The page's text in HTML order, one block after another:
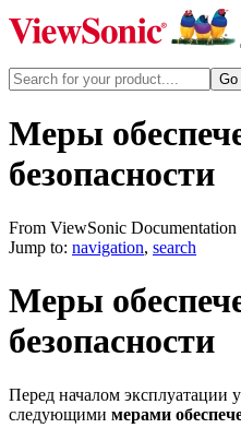
Меры
безопасности
From ViewSonic Documentation
Jump to: navigation, search
Меры
безопасности
Перед началом эксплуатации
следующими мерами